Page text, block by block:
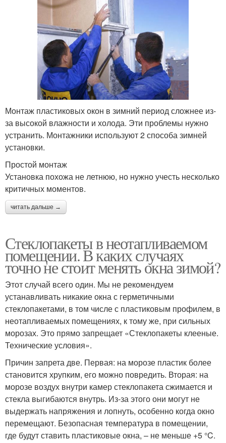
Монтаж пластиковых окон в зимний период сложнее из-
за высокой влажности и холода. Эти проблемы нужно
устранить. Монтажники используют 2 способа зимней
установки.
Простой монтаж
Установка похожа не летнюю, но нужно учесть несколько
критичных моментов.
читать дальше →
Стеклопакеты в неотапливаемом
помещении. В каких случаях
точно не стоит менять окна зимой?
Этот случай всего один. Мы не рекомендуем
устанавливать никакие окна с герметичными
стеклопакетами, в том числе с пластиковым профилем, в
неотапливаемых помещениях, к тому же, при сильных
морозах. Это прямо запрещает «Стеклопакеты клееные.
Технические условия».
Причин запрета две. Первая: на морозе пластик более
становится хрупким, его можно повредить. Вторая: на
морозе воздух внутри камер стеклопакета сжимается и
стекла выгибаются внутрь. Из-за этого они могут не
выдержать напряжения и лопнуть, особенно когда окно
перемещают. Безопасная температура в помещении,
где будут ставить пластиковые окна, – не меньше +5 °C.